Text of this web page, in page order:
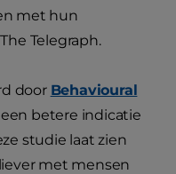
met hun
Telegraph.
door Behavioural
betere indicatie
studie laat zien
met mensen